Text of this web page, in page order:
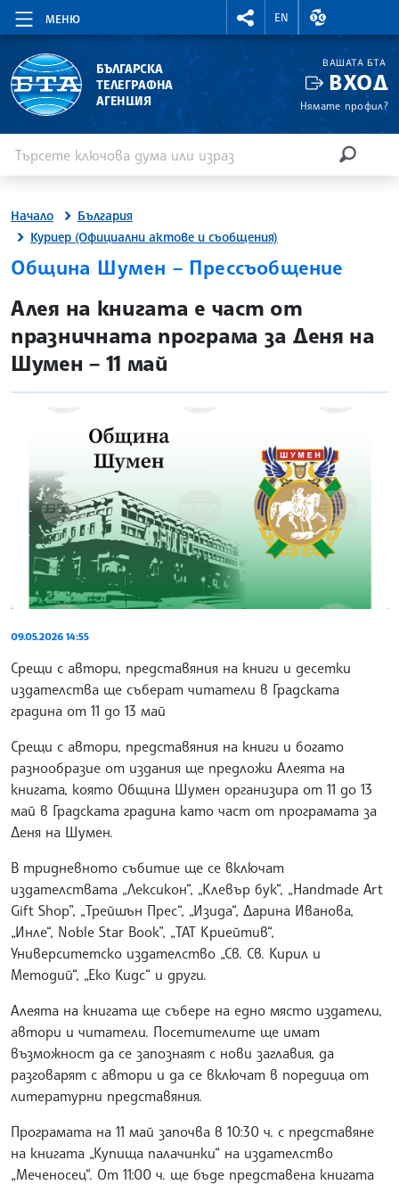
МЕНЮ
RIGHTMENU.SOCIAL
EN
ВАЛУТНИ
БЪЛГАРСКА
ТЕЛЕГРАФНА
АГЕНЦИЯ
ВАШАТА БТА
ВХОД
Нямате профил?
Начало
България
Куриер (Официални актове и съобщения)
Община Шумен – Прессъобщение
site.bta
Алея на книгата е част от
празничната програма за Деня на
Шумен – 11 май
09.05.2026 14:55
Срещи с автори, представяния на книги и десетки
издателства ще съберат читатели в Градската
градина от 11 до 13 май
Срещи с автори, представяния на книги и богато
разнообразие от издания ще предложи Алеята на
книгата, която Община Шумен организира от 11 до 13
май в Градската градина като част от програмата за
Деня на Шумен.
В тридневното събитие ще се включат
издателствата „Лексикон“, „Клевър бук“, „Handmade Art
Gift Shop”, „Трейшън Прес“, „Изида“, Дарина Иванова,
„Инле“, Noble Star Book”, „ТАТ Криейтив“,
Университетско издателство „Св. Св. Кирил и
Методий“, „Еко Кидс“ и други.
Алеята на книгата ще събере на едно място издатели,
автори и читатели. Посетителите ще имат
възможност да се запознаят с нови заглавия, да
разговарят с автори и да се включат в поредица от
литературни представяния.
Програмата на 11 май започва в 10:30 ч. с представяне
на книгата „Купища палачинки“ на издателство
„Меченосец“. От 11:00 ч. ще бъде представена книгата